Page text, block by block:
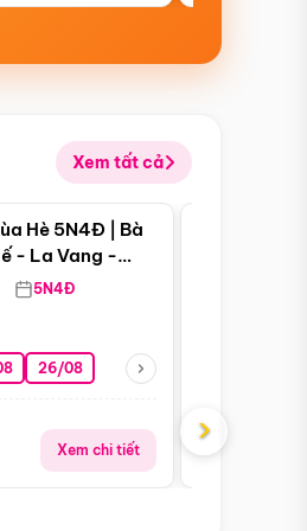
Xem tất cả
12/09
Điểm nổi bật
Hè 5N4Đ | Bà
- La Vang -
5N4Đ
26/08
Xem chi tiết
Giá từ:
›